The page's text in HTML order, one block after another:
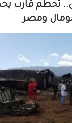
تحطم قارب
ومصر